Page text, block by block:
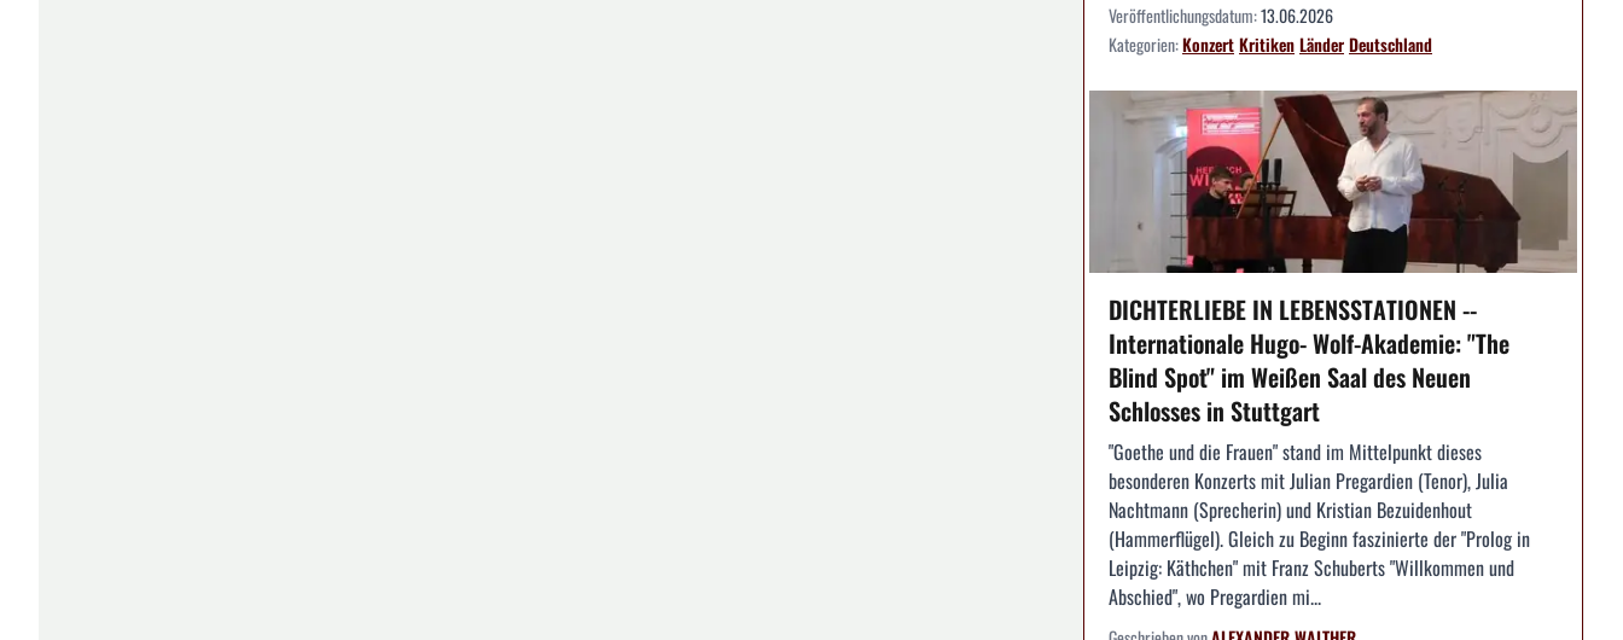
Veröffentlichungsdatum:13.06.2026
Kategorien:KonzertKritikenLänderDeutschland
DICHTERLIEBE IN LEBENSSTATIONEN --
Internationale Hugo- Wolf-Akademie: "The
Blind Spot" im Weißen Saal des Neuen
Schlosses in Stuttgart
"Goethe und die Frauen" stand im Mittelpunkt dieses
besonderen Konzerts mit Julian Pregardien (Tenor), Julia
Nachtmann (Sprecherin) und Kristian Bezuidenhout
(Hammerflügel). Gleich zu Beginn faszinierte der "Prolog in
Leipzig: Käthchen" mit Franz Schuberts "Willkommen und
Abschied", wo Pregardien mi...